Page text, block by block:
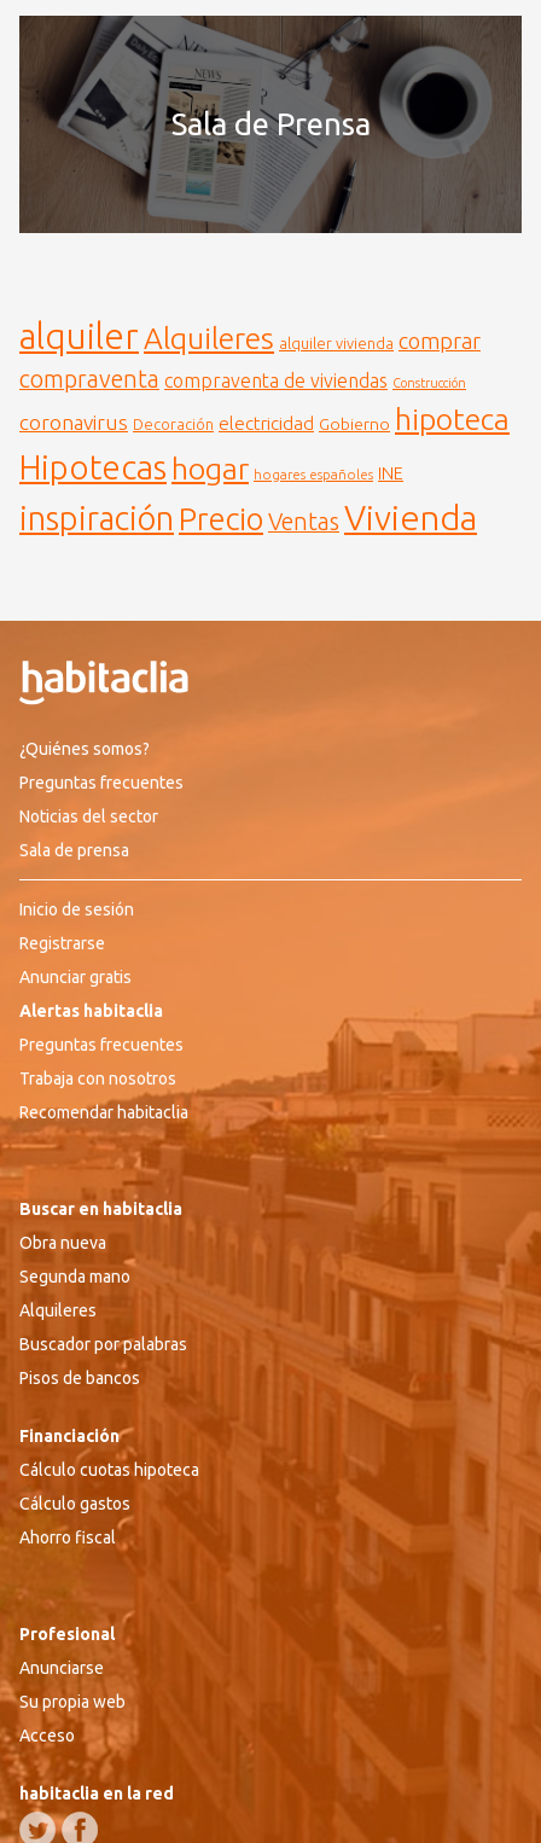
Sala de Prensa
alquilerAlquileres alquiler vivienda comprar
compraventa compraventa de viviendas Construcción
coronavirus Decoración electricidad Gobierno hipoteca
Hipotecas hogar hogares españoles INE
inspiración Precio Ventas Vivienda
¿Quiénes somos?
Preguntas frecuentes
Noticias del sector
Sala de prensa
Inicio de sesión
Registrarse
Anunciar gratis
Alertas habitaclia
Preguntas frecuentes
Trabaja con nosotros
Recomendar habitaclia
Buscar en habitaclia
Obra nueva
Segunda mano
Alquileres
Buscador por palabras
Pisos de bancos
Financiación
Cálculo cuotas hipoteca
Cálculo gastos
Ahorro fiscal
Profesional
Anunciarse
Su propia web
Acceso
habitaclia en la red